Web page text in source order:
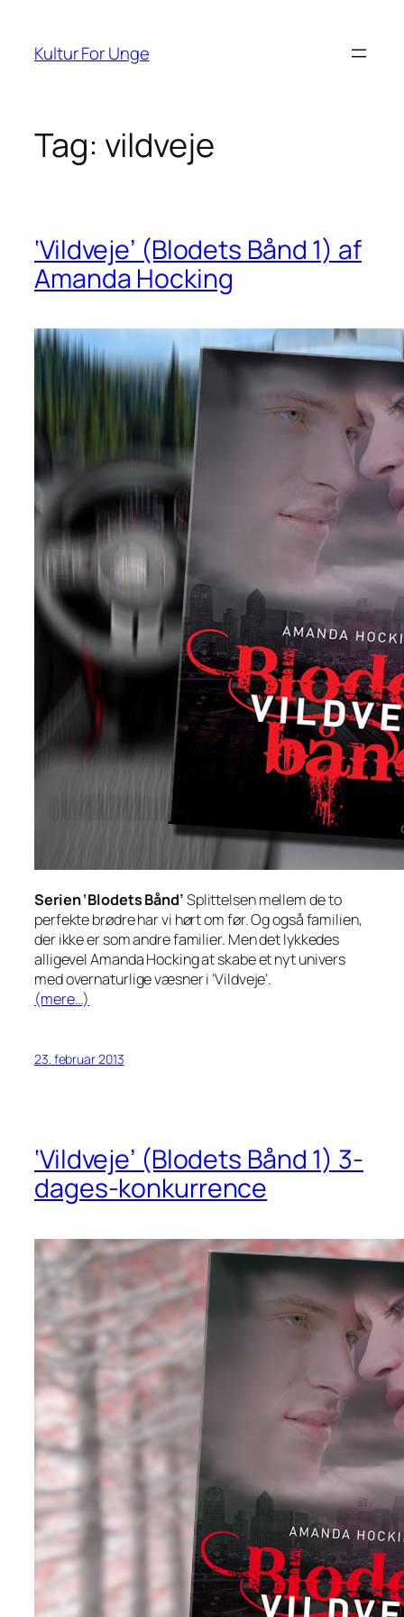
indhold
Kultur For Unge
Tag: vildveje
‘Vildveje’ (Blodets Bånd 1) af
Amanda Hocking
Serien ‘Blodets Bånd’Splittelsen mellem de to
perfekte brødre har vi hørt om før. Og også familien,
der ikke er som andre familier. Men det lykkedes
alligevel Amanda Hocking at skabe et nyt univers
med overnaturlige væsner i ’Vildveje’.
(mere…)
23. februar 2013
‘Vildveje’ (Blodets Bånd 1) 3-
dages-konkurrence